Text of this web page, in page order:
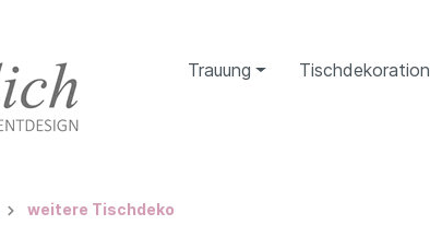
Trauung Tischdekoration
weitere Tischdeko